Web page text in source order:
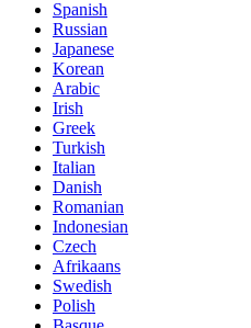
Spanish
Russian
Japanese
Korean
Arabic
Irish
Greek
Turkish
Italian
Danish
Romanian
Indonesian
Czech
Afrikaans
Swedish
Polish